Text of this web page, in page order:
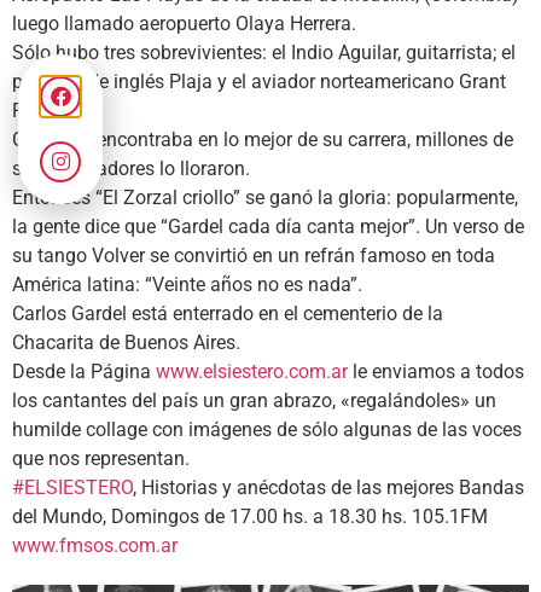
luego llamado aeropuerto Olaya Herrera.
Sólo hubo tres sobrevivientes: el Indio Aguilar, guitarrista; el
profesor de inglés Plaja y el aviador norteamericano Grant
Flynt.
Gardel se encontraba en lo mejor de su carrera, millones de
sus admiradores lo lloraron.
Entonces “El Zorzal criollo” se ganó la gloria: popularmente,
la gente dice que “Gardel cada día canta mejor”. Un verso de
su tango Volver se convirtió en un refrán famoso en toda
América latina: “Veinte años no es nada”.
Carlos Gardel está enterrado en el cementerio de la
Chacarita de Buenos Aires.
Desde la Página www.elsiestero.com.arle enviamos a todos
los cantantes del país un gran abrazo, «regalándoles» un
humilde collage con imágenes de sólo algunas de las voces
que nos representan.
#ELSIESTERO, Historias y anécdotas de las mejores Bandas
del Mundo, Domingos de 17.00 hs. a 18.30 hs. 105.1FM
www.fmsos.com.ar